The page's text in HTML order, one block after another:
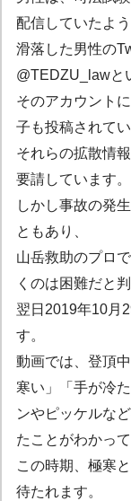
配信していたよう
滑落した男性の
@TEDZU_lawと
そのアカウント
子も投稿されてい
それらの拡散情
要請しています。
しかし事故の発
ともあり、
山岳救助のプロ
くのは困難だと判
翌日2019年10月
す。
動画では、登頂
寒い」「手が冷
ンやピッケルな
たことがわかって
この時期、極寒
待たれます。